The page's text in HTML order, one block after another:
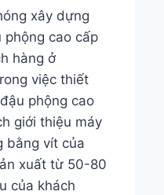
xây dựng
cao cấp
hàng ở
việc thiết
phộng cao
giới thiệu máy
bằng vít của
xuất từ 50-80
của khách